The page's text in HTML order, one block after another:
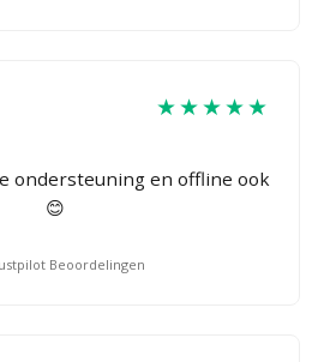
★★★★★
ondersteuning en offline ook
😊
Beoordelingen